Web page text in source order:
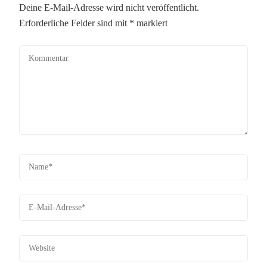
Deine E-Mail-Adresse wird nicht veröffentlicht.
Erforderliche Felder sind mit * markiert